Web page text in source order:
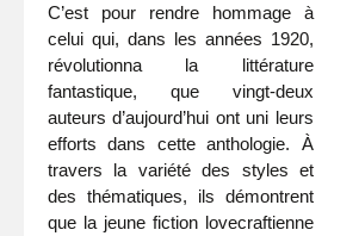
C’est pour rendre hommage à
celui qui, dans les années 1920,
révolutionna la littérature
fantastique, que vingt-deux
auteurs d’aujourd’hui ont uni leurs
efforts dans cette anthologie. À
travers la variété des styles et
des thématiques, ils démontrent
que la jeune fiction lovecraftienne